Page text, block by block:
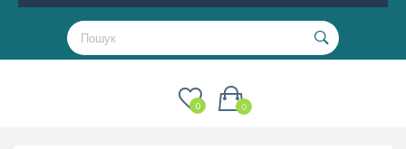
0
0